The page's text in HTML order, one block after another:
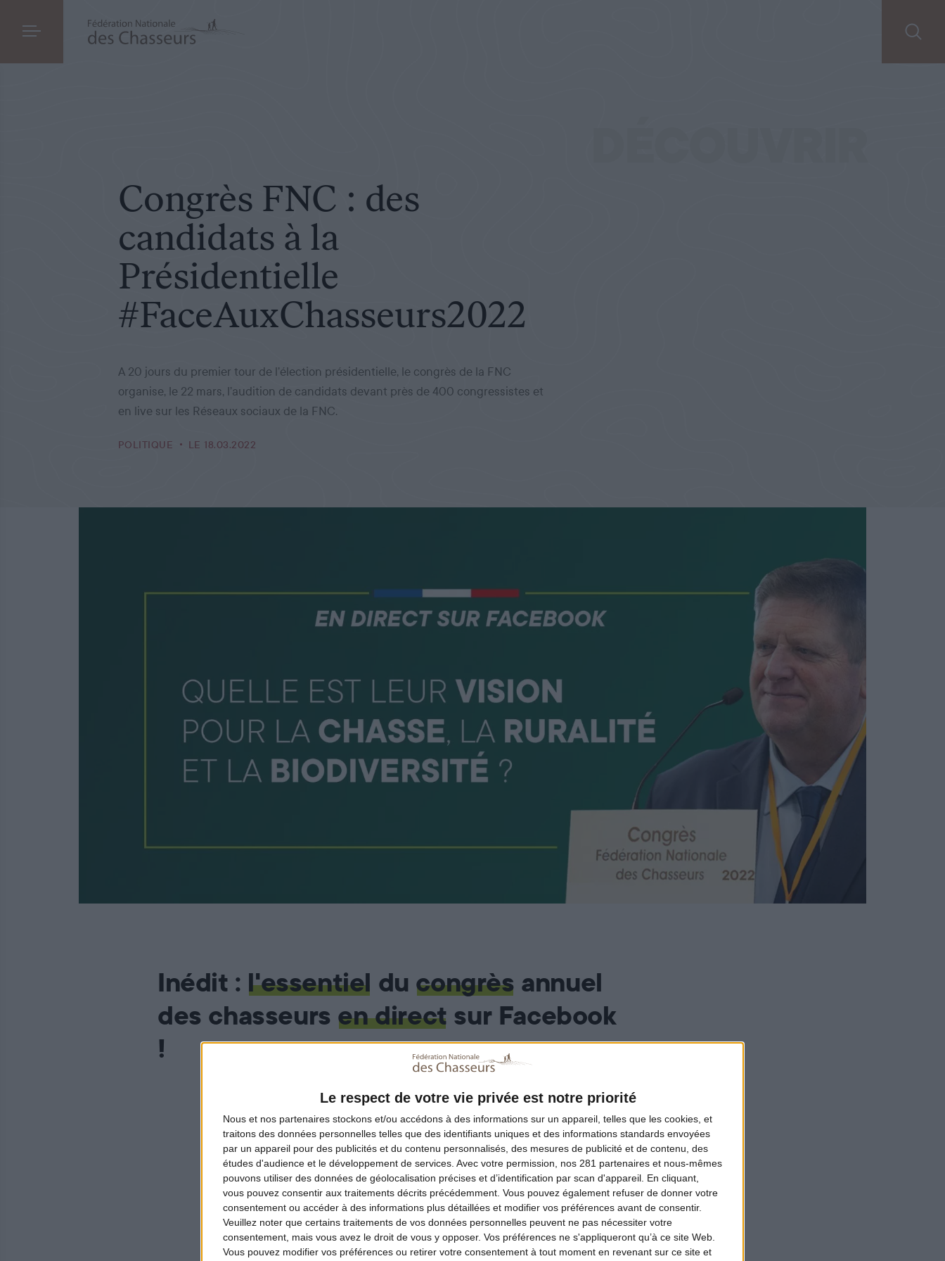
Le respect de votre vie privée est notre priorité
Nous et nos partenaires stockons et/ou accédons à des informations sur un appareil, telles que les cookies, et
traitons des données personnelles telles que des identifiants uniques et des informations standards envoyées
par un appareil pour des publicités et du contenu personnalisés, des mesures de publicité et de contenu, des
études d'audience et le développement de services. Avec votre permission, nos 281 partenaires et nous-mêmes
pouvons utiliser des données de géolocalisation précises et d’identification par scan d'appareil. En cliquant,
vous pouvez consentir aux traitements décrits précédemment. Vous pouvez également refuser de donner votre
consentement ou accéder à des informations plus détaillées et modifier vos préférences avant de consentir.
Veuillez noter que certains traitements de vos données personnelles peuvent ne pas nécessiter votre
consentement, mais vous avez le droit de vous y opposer. Vos préférences ne s'appliqueront qu’à ce site Web.
Vous pouvez modifier vos préférences ou retirer votre consentement à tout moment en revenant sur ce site et
Congrès FNC : des
candidats à la
Présidentielle
#FaceAuxChasseurs2022
A 20 jours du premier tour de l’élection présidentielle, le congrès de la FNC
organise, le 22 mars, l’audition de candidats devant près de 400 congressistes et
en live sur les Réseaux sociaux de la FNC.
POLITIQUE LE 18.03.2022
Inédit : l'essentiel du congrès annuel
des chasseurs en direct sur Facebook
!
Quelle est la vision pour la chasse, la ruralité et la biodiversité des candidats à l’élection
présidentielle ? Telle est la question que la chasse française leur a posée. Six candidats ou
leurs représentants ont répondu favorablement à l’invitation de Willy Schraen, président
de la FNC. Pour ne rien manquez de cet événement, retrouvez leurs interventions en live
mardi 22 mars 2022 dès 9h30 sur notre page Facebook.
Au programme :